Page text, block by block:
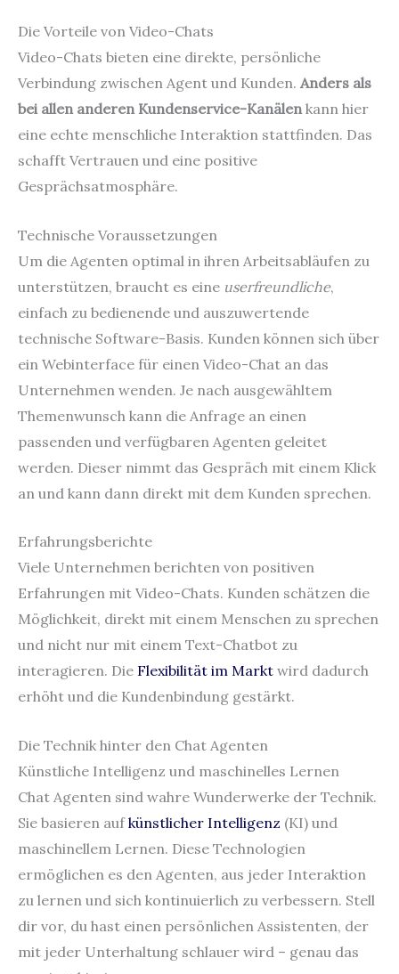
Die Vorteile von Video-Chats
Video-Chats bieten eine direkte, persönliche
Verbindung zwischen Agent und Kunden. Anders als
bei allen anderen Kundenservice-Kanälenkann hier
eine echte menschliche Interaktion stattfinden. Das
schafft Vertrauen und eine positive
Gesprächsatmosphäre.
Technische Voraussetzungen
Um die Agenten optimal in ihren Arbeitsabläufen zu
unterstützen, braucht es eine userfreundliche,
einfach zu bedienende und auszuwertende
technische Software-Basis. Kunden können sich über
ein Webinterface für einen Video-Chat an das
Unternehmen wenden. Je nach ausgewähltem
Themenwunsch kann die Anfrage an einen
passenden und verfügbaren Agenten geleitet
werden. Dieser nimmt das Gespräch mit einem Klick
an und kann dann direkt mit dem Kunden sprechen.
Erfahrungsberichte
Viele Unternehmen berichten von positiven
Erfahrungen mit Video-Chats. Kunden schätzen die
Möglichkeit, direkt mit einem Menschen zu sprechen
und nicht nur mit einem Text-Chatbot zu
interagieren. Die Flexibilität im Markt wird dadurch
erhöht und die Kundenbindung gestärkt.
Die Technik hinter den Chat Agenten
Künstliche Intelligenz und maschinelles Lernen
Chat Agenten sind wahre Wunderwerke der Technik.
Sie basieren aufkünstlicher Intelligenz (KI) und
maschinellem Lernen. Diese Technologien
ermöglichen es den Agenten, aus jeder Interaktion
zu lernen und sich kontinuierlich zu verbessern. Stell
dir vor, du hast einen persönlichen Assistenten, der
mit jeder Unterhaltung schlauer wird – genau das